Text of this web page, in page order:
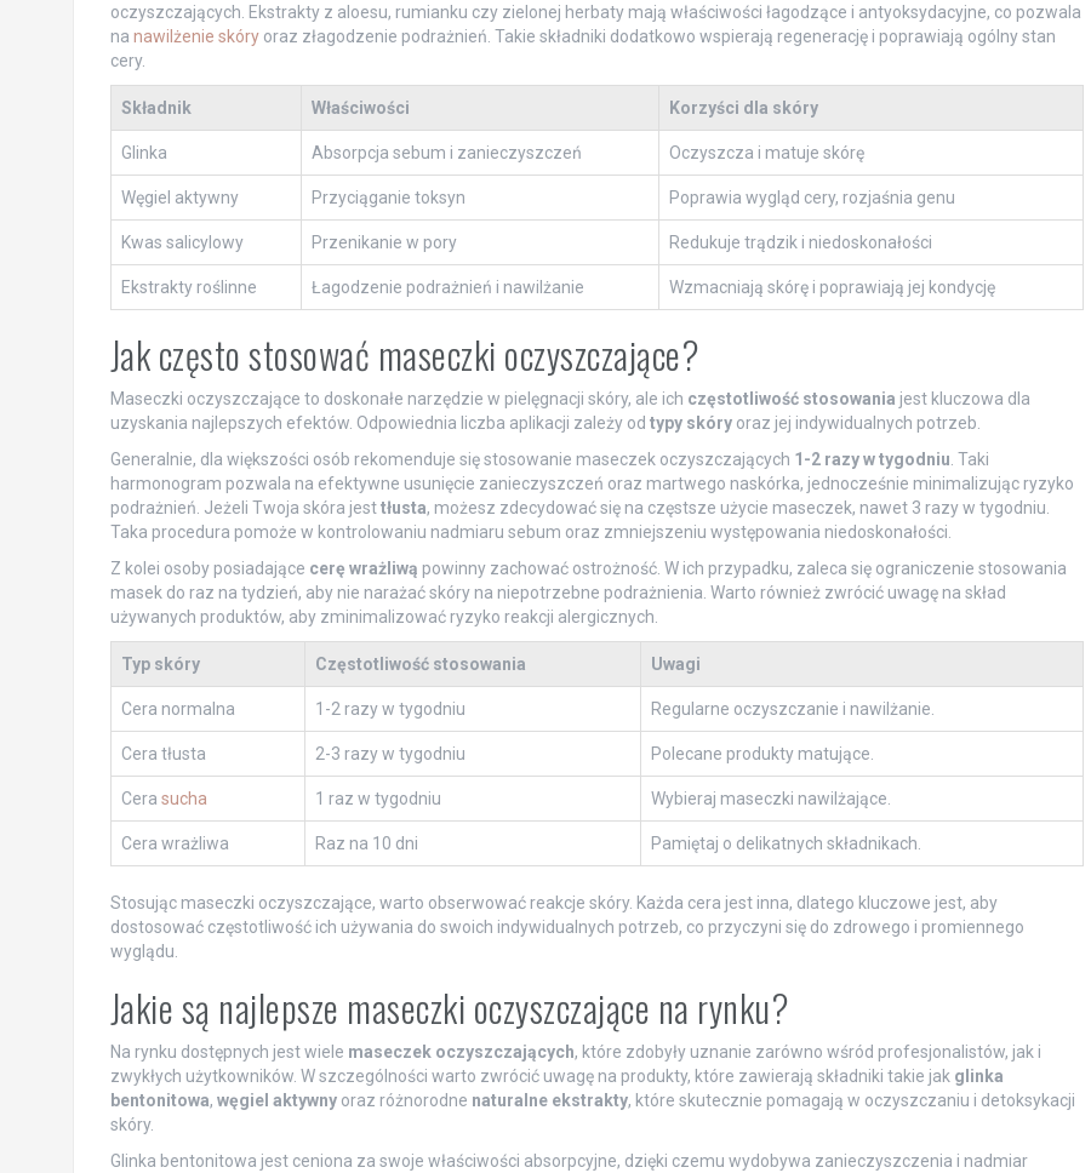
oczyszczających. Ekstrakty z aloesu, rumianku czy zielonej herbaty mają właściwości łagodzące i antyoksydacyjne, co pozwala
na nawilżenie skóryoraz złagodzenie podrażnień. Takie składniki dodatkowo wspierają regenerację i poprawiają ogólny stan
cery.
Składnik Właściwości Korzyści dla skóry
Glinka Absorpcja sebum i zanieczyszczeń Oczyszcza i matuje skórę
Węgiel aktywny Przyciąganie toksyn Poprawia wygląd cery, rozjaśnia genu
Kwas salicylowy Przenikanie w pory Redukuje trądzik i niedoskonałości
Ekstrakty roślinne Łagodzenie podrażnień i nawilżanie Wzmacniają skórę i poprawiają jej kondycję
Jak często stosować maseczki oczyszczające?
Maseczki oczyszczające to doskonałe narzędzie w pielęgnacji skóry, ale ich częstotliwość stosowania jest kluczowa dla
uzyskania najlepszych efektów. Odpowiednia liczba aplikacji zależy od typy skóryoraz jej indywidualnych potrzeb.
Generalnie, dla większości osób rekomenduje się stosowanie maseczek oczyszczających 1-2 razy w tygodniu . Taki
harmonogram pozwala na efektywne usunięcie zanieczyszczeń oraz martwego naskórka, jednocześnie minimalizując ryzyko
podrażnień. Jeżeli Twoja skóra jesttłusta, możesz zdecydować się na częstsze użycie maseczek, nawet 3 razy w tygodniu.
Taka procedura pomoże w kontrolowaniu nadmiaru sebum oraz zmniejszeniu występowania niedoskonałości.
Z kolei osoby posiadające cerę wrażliwą powinny zachować ostrożność. W ich przypadku, zaleca się ograniczenie stosowania
masek do raz na tydzień, aby nie narażać skóry na niepotrzebne podrażnienia. Warto również zwrócić uwagę na skład
używanych produktów, aby zminimalizować ryzyko reakcji alergicznych.
Typ skóry Częstotliwość stosowania Uwagi
Cera normalna 1-2 razy w tygodniu Regularne oczyszczanie i nawilżanie.
Cera tłusta 2-3 razy w tygodniu Polecane produkty matujące.
Cera sucha 1 raz w tygodniu Wybieraj maseczki nawilżające.
Cera wrażliwa Raz na 10 dni Pamiętaj o delikatnych składnikach.
Stosując maseczki oczyszczające, warto obserwować reakcje skóry. Każda cera jest inna, dlatego kluczowe jest, aby
dostosować częstotliwość ich używania do swoich indywidualnych potrzeb, co przyczyni się do zdrowego i promiennego
wyglądu.
Jakie są najlepsze maseczki oczyszczające na rynku?
Na rynku dostępnych jest wiele maseczek oczyszczających, które zdobyły uznanie zarówno wśród profesjonalistów, jak i
zwykłych użytkowników. W szczególności warto zwrócić uwagę na produkty, które zawierają składniki takie jak glinka
bentonitowa, węgiel aktywnyoraz różnorodne naturalne ekstrakty, które skutecznie pomagają w oczyszczaniu i detoksykacji
skóry.
Glinka bentonitowa jest ceniona za swoje właściwości absorpcyjne, dzięki czemu wydobywa zanieczyszczenia i nadmiar